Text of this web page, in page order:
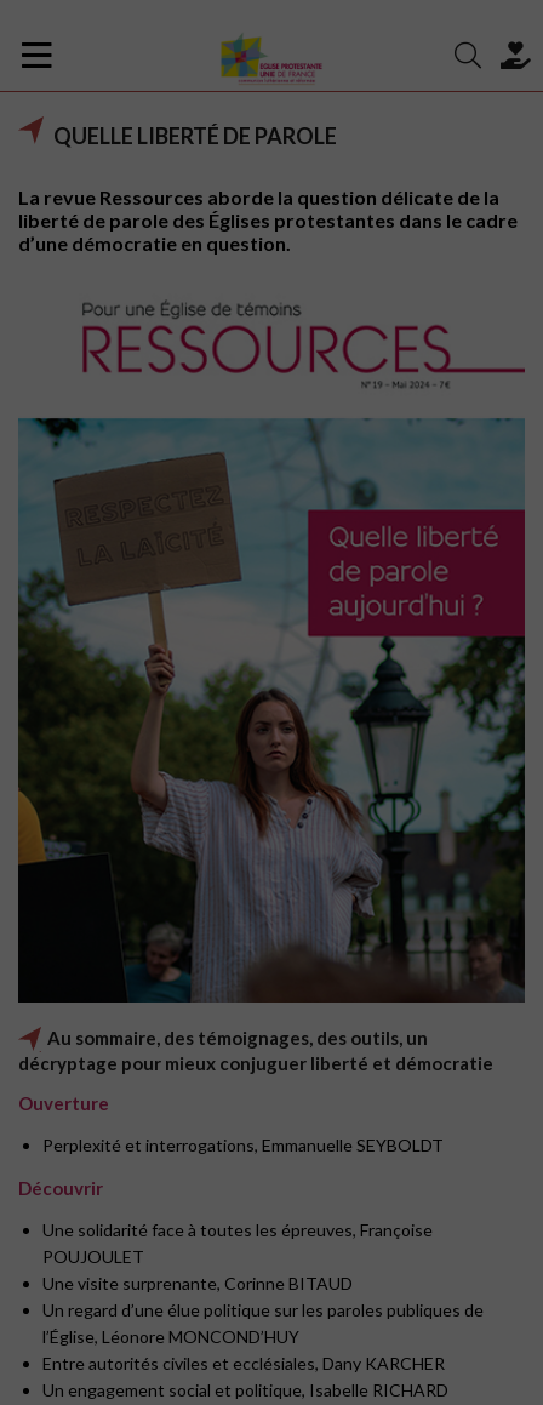
QUELLE LIBERTÉ DE PAROLE
La revue Ressources aborde la question délicate de la
liberté de parole des Églises protestantes dans le cadre
d’une démocratie en question.
Au sommaire, des témoignages, des outils, un
décryptage pour mieux conjuguer liberté et démocratie
Ouverture
Perplexité et interrogations, Emmanuelle SEYBOLDT
Découvrir
Une solidarité face à toutes les épreuves, Françoise
POUJOULET
Une visite surprenante, Corinne BITAUD
Un regard d’une élue politique sur les paroles publiques de
l’Église, Léonore MONCOND’HUY
Entre autorités civiles et ecclésiales, Dany KARCHER
Un engagement social et politique, Isabelle RICHARD